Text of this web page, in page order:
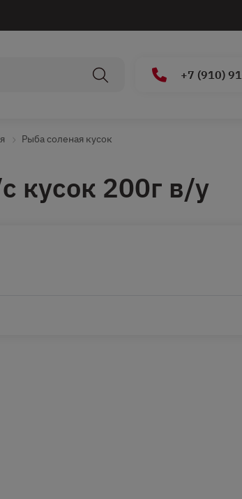
+7 (910)
Рыба соленая кусок
кусок 200г в/у